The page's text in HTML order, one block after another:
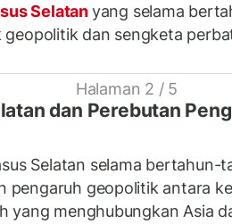
Selatanyang selama
dan sengketa
Halaman 2 / 5
dan Perebutan
Selatan selama bertahun-
pengaruh geopolitik antara
yang menghubungkan Asia